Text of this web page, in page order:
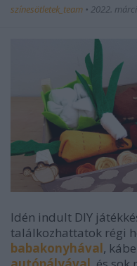
színesötletek_team • 2022.
Idén indult DIY
találkozhattatok régi
babakonyhával,